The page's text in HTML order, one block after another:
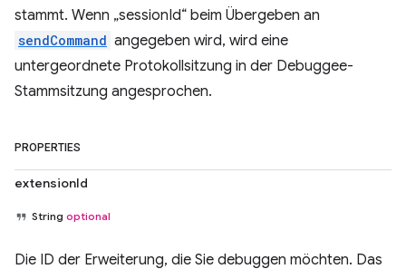
stammt. Wenn „sessionId“ beim Übergeben an
sendCommand angegeben wird, wird eine
untergeordnete Protokollsitzung in der Debuggee-
Stammsitzung angesprochen.
PROPERTIES
extensionId
String optional
Die ID der Erweiterung, die Sie debuggen möchten. Das